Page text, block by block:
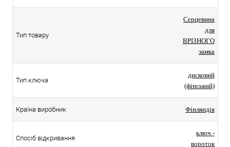
Тип товару
Серцевина
для
ВРІЗНОГО
замка
Тип ключа
дисковий
(фінський)
Країна виробник Фінляндія
Спосіб відкривання
ключ -
вороток